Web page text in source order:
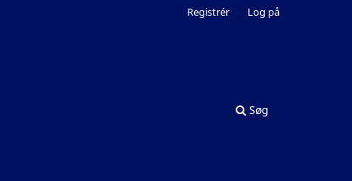
Søg
Registrér Log på